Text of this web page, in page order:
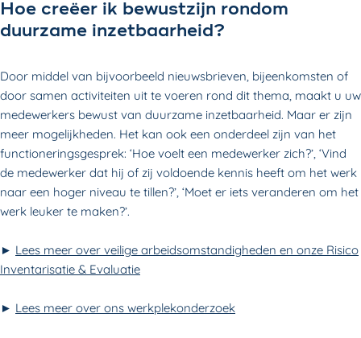
Hoe creëer ik bewustzijn rondom
duurzame inzetbaarheid?
Door middel van bijvoorbeeld nieuwsbrieven, bijeenkomsten of
door samen activiteiten uit te voeren rond dit thema, maakt u uw
medewerkers bewust van duurzame inzetbaarheid. Maar er zijn
meer mogelijkheden. Het kan ook een onderdeel zijn van het
functioneringsgesprek: ‘Hoe voelt een medewerker zich?’, ‘Vind
de medewerker dat hij of zij voldoende kennis heeft om het werk
naar een hoger niveau te tillen?’, ‘Moet er iets veranderen om het
werk leuker te maken?’.
► Lees meer over veilige arbeidsomstandigheden en onze Risico
Inventarisatie & Evaluatie
► Lees meer over ons werkplekonderzoek